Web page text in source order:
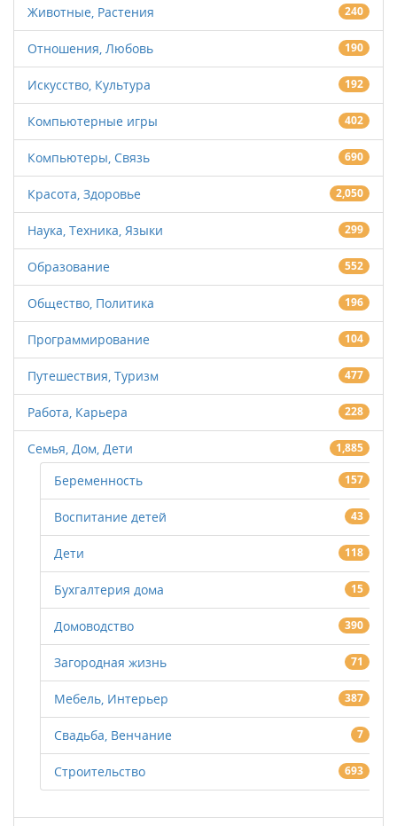
Животные, Растения 240
Отношения, Любовь 190
Искусство, Культура 192
Компьютерные игры 402
Компьютеры, Связь 690
Красота, Здоровье 2,050
Наука, Техника, Языки 299
Образование 552
Общество, Политика 196
Программирование 104
Путешествия, Туризм 477
Работа, Карьера 228
Семья, Дом, Дети 1,885
Беременность 157
Воспитание детей 43
Дети 118
Бухгалтерия дома 15
Домоводство 390
Загородная жизнь 71
Мебель, Интерьер 387
Свадьба, Венчание 7
Строительство 693